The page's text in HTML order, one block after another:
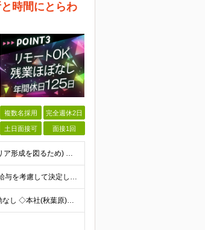
時間にとらわ
複数名採用 完全週休2日
土日面接可 面接1回
【未経験・第二新卒歓迎／学歴不問】 ◆35歳以下の方（若年層の長期キャリア形成を図るため) ◆お人柄・意欲重視の採用です！ ＜こんな方は大歓迎！＞ ・SNSや動画を見るのが好きで、トレンドに敏感 ・
■月給25万円～＋賞与年2回＋各種手当 ※これまでの経験・スキル・前職の給与を考慮して決定します ※上記には、固定残業代（月20時間分／32,500円～）が含まれます ＜研修期間（7ヶ月～最大10ヶ
◆学習はオンラインで完結◆ リモートワーク／フルリモート案件あり・転勤なし ◇本社(秋葉原)または一都三県のクライアント先 ※勤務地につきましては、ご相談の上で配属 ＜本社＞ ◇東京都台東区台東1